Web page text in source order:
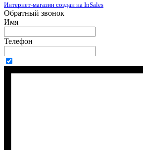
Интернет-магазин создан на InSales
Обратный звонок
Имя
Телефон